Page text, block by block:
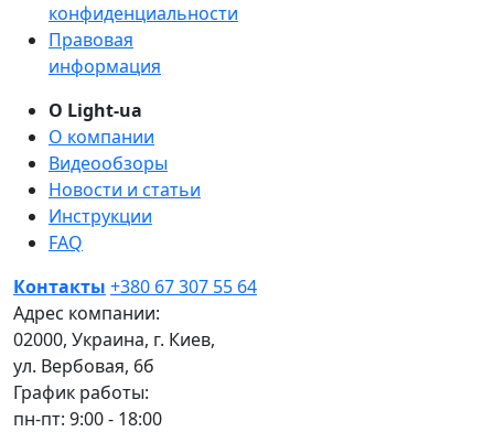
конфиденциальности
Правовая
информация
О Light-ua
О компании
Видеообзоры
Новости и статьи
Инструкции
FAQ
Контакты +380 67 307 55 64
Адрес компании:
02000, Украина, г. Киев,
ул. Вербовая, 6б
График работы:
пн-пт: 9:00 - 18:00